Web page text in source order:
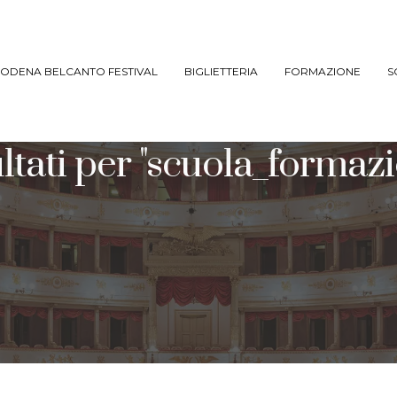
ARCHIVIO SPETTACOLI
ARCHIVIO STORICO
(FINO AL 2022/’23)
BELCANTO FESTIVAL BIGLIETTERIA FORMAZIONE
per